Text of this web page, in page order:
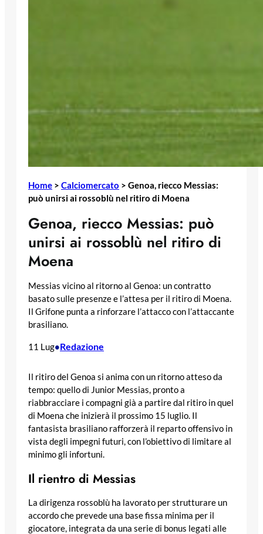
Home > Calciomercato > Genoa, riecco Messias:
può unirsi ai rossoblù nel ritiro di Moena
Genoa, riecco Messias: può
unirsi ai rossoblù nel ritiro di
Moena
Messias vicino al ritorno al Genoa: un contratto
basato sulle presenze e l’attesa per il ritiro di Moena.
Il Grifone punta a rinforzare l’attacco con l’attaccante
brasiliano.
11 Lug•Redazione
Il ritiro del Genoa si anima con un ritorno atteso da
tempo: quello di Junior Messias, pronto a
riabbracciare i compagni già a partire dal ritiro in quel
di Moena che inizierà il prossimo 15 luglio. Il
fantasista brasiliano rafforzerà il reparto offensivo in
vista degli impegni futuri, con l’obiettivo di limitare al
minimo gli infortuni.
Il rientro di Messias
La dirigenza rossoblù ha lavorato per strutturare un
accordo che prevede una base fissa minima per il
giocatore, integrata da una serie di bonus legati alle